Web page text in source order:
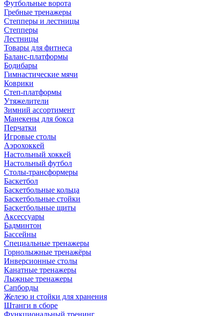
Футбольные ворота
Гребные тренажеры
Степперы и лестницы
Степперы
Лестницы
Товары для фитнеса
Баланс-платформы
Бодибары
Гимнастические мячи
Коврики
Степ-платформы
Утяжелители
Зимний ассортимент
Манекены для бокса
Перчатки
Игровые столы
Аэрохоккей
Настольный хоккей
Настольный футбол
Столы-трансформеры
Баскетбол
Баскетбольные кольца
Баскетбольные стойки
Баскетбольные щиты
Аксессуары
Бадминтон
Бассейны
Специальные тренажеры
Горнолыжные тренажёры
Инверсионные столы
Канатные тренажеры
Лыжные тренажеры
Сапборды
Железо и стойки для хранения
Штанги в сборе
Функциональный тренинг